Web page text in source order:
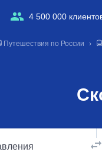
4 500 000
Путешествия по России